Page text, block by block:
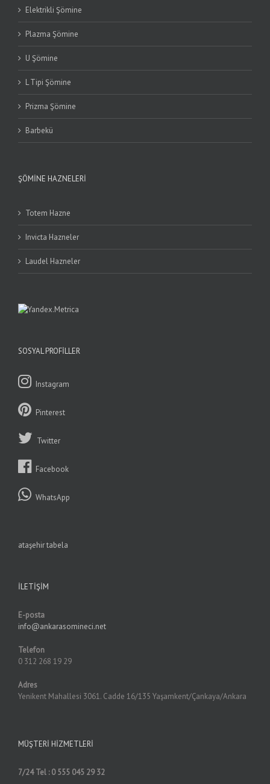
Elektrikli Şömine
Plazma Şömine
U Şömine
L Tipi Şömine
Prizma Şömine
Barbekü
ŞÖMINE HAZNELERI
Totem Hazne
Invicta Hazneler
Laudel Hazneler
SOSYAL PROFILLER
Instagram
Pinterest
Twitter
Facebook
WhatsApp
ataşehir tabela
İLETIŞIM
E-posta
info@ankarasomineci.net
Telefon
0 312 268 19 29
Adres
Yenikent Mahallesi 3061. Cadde 16/135 Yaşamkent/Çankaya/Ankara
MÜŞTERI HIZMETLERI
7/24 Tel : 0 555 045 29 32